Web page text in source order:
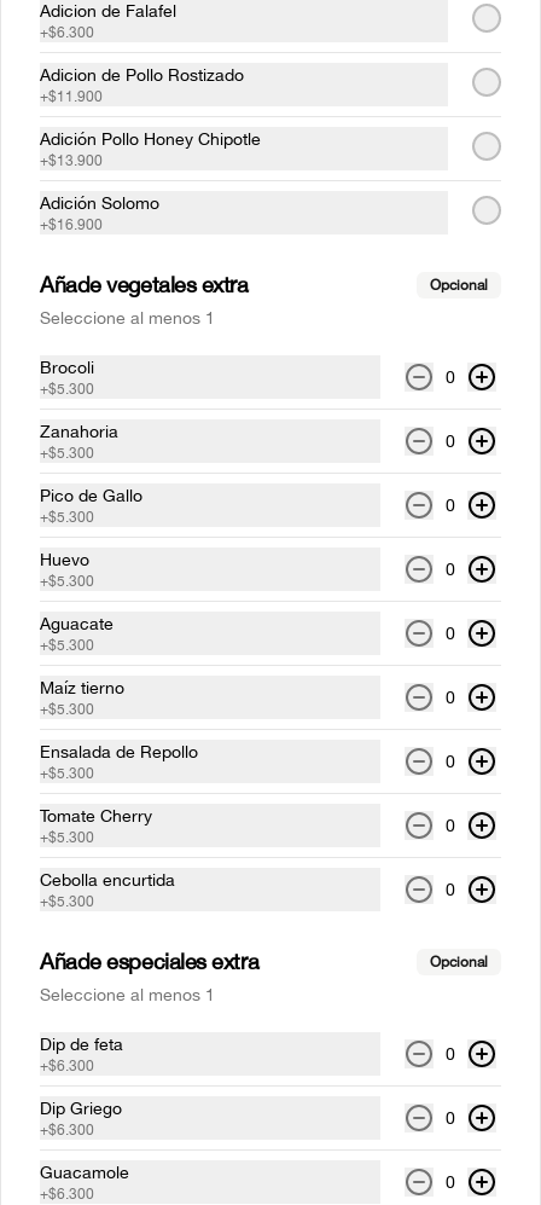
$7.900
Kombucha
Acompaña tu plato con tu sabor favorito
Acompaña tu plato con tu sabor favorito
Acompaña tu plato con tu sabor favorito
Despensa
Llévate a casa el sabor de Vin y Gretta y
Esparcible
Un poco de cremosidad lleva tus platos a
Adicion de Falafel
+$6.300
Adicion de Pollo Rostizado
+$11.900
Adición Pollo Honey Chipotle
+$13.900
Adición Solomo
+$16.900
Añade vegetales extra Opcional
Seleccione al menos 1
Brocoli
+$5.300
0
Zanahoria
+$5.300
0
Pico de Gallo
+$5.300
0
Huevo
+$5.300
0
Aguacate
+$5.300
0
Maíz tierno
+$5.300
0
Ensalada de Repollo
+$5.300
0
Tomate Cherry
+$5.300
0
Cebolla encurtida
+$5.300
0
Añade especiales extra Opcional
Seleccione al menos 1
Dip de feta
+$6.300
0
Dip Griego
+$6.300
0
Guacamole
+$6.300
0